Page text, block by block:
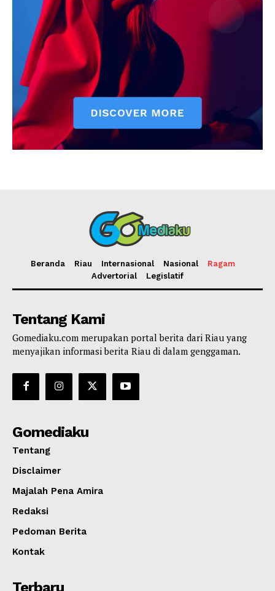
Beranda Riau Internasional Nasional
Ragam
Advertorial
Legislatif
Tentang Kami
Gomediaku.com merupakan portal berita dari Riau yang
menyajikan informasi berita Riau di dalam genggaman.
Gomediaku
Tentang
Disclaimer
Majalah Pena Amira
Redaksi
Pedoman Berita
Kontak
Terbaru